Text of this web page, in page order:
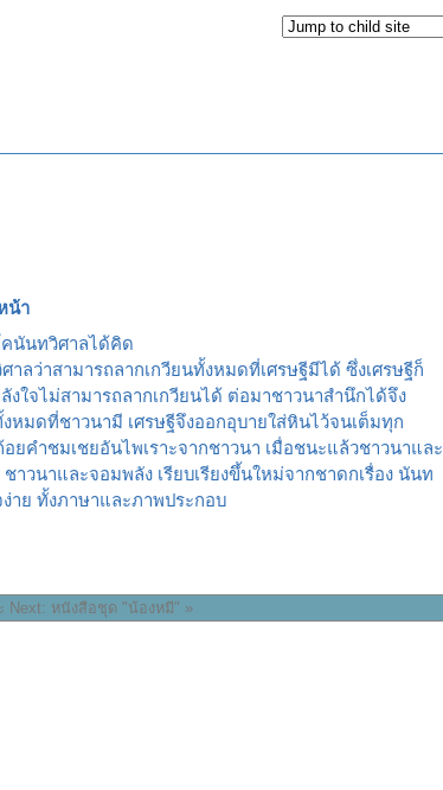
น้า
คนันทวิศาลได้คิด
ลว่าสามารถลากเกวียนทั้งหมดที่เศรษฐีมีได้ ซึ่งเศรษฐีก็
จไม่สามารถลากเกวียนได้ ต่อมาชาวนาสำนึกได้จึง
มดที่ชาวนามี เศรษฐีจึงออกอุบายใส่หินไว้จนเต็มทุก
ยคำชมเชยอันไพเราะจากชาวนา เมื่อชนะแล้วชาวนาและ
วนาและจอมพลัง เรียบเรียงขึ้นใหม่จากชาดกเรื่อง นันท
าย ทั้งภาษาและภาพประกอบ
Next: หนังสือชุด "น้องหมี" »